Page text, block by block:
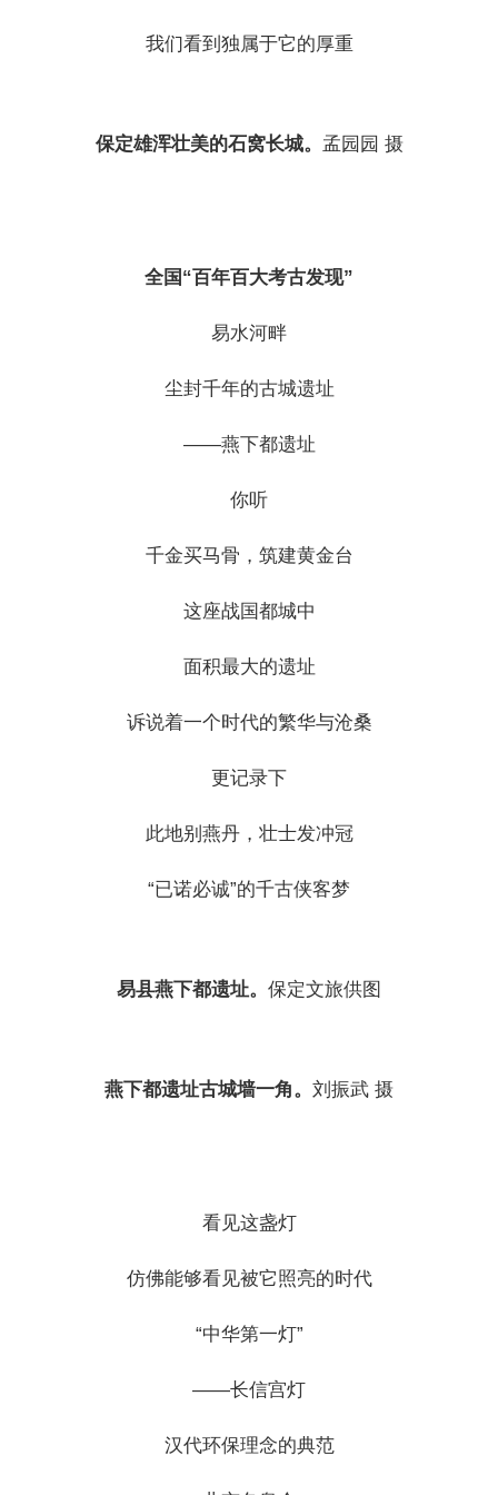
我们看到独属于它的厚重
保定雄浑壮美的石窝长城。 孟园园 摄
全国“百年百大考古发现”
易水河畔
尘封千年的古城遗址
——燕下都遗址
你听
千金买马骨，筑建黄金台
这座战国都城中
面积最大的遗址
诉说着一个时代的繁华与沧桑
更记录下
此地别燕丹，壮士发冲冠
“已诺必诚”的千古侠客梦
易县燕下都遗址。 保定文旅供图
燕下都遗址古城墙一角。 刘振武 摄
看见这盏灯
仿佛能够看见被它照亮的时代
“中华第一灯”
——长信宫灯
汉代环保理念的典范